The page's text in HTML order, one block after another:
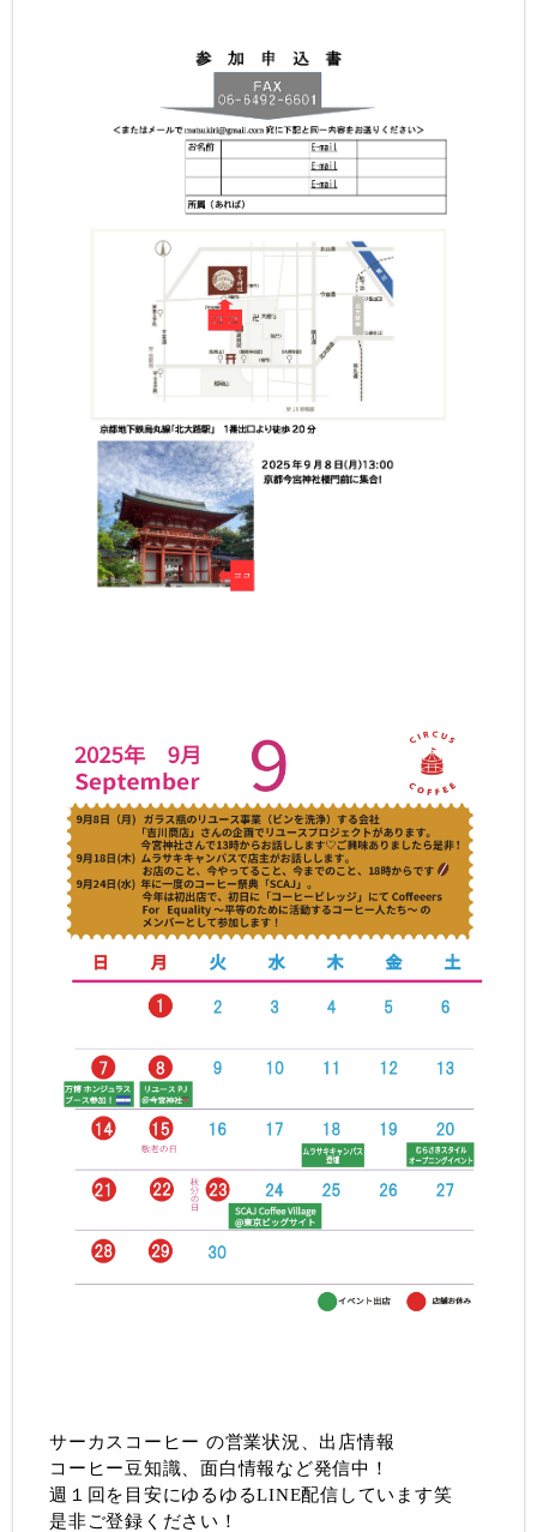
サーカスコーヒー の営業状況、出店情報
コーヒー豆知識、面白情報など発信中！
週１回を目安にゆるゆるLINE配信しています笑
是非ご登録ください！